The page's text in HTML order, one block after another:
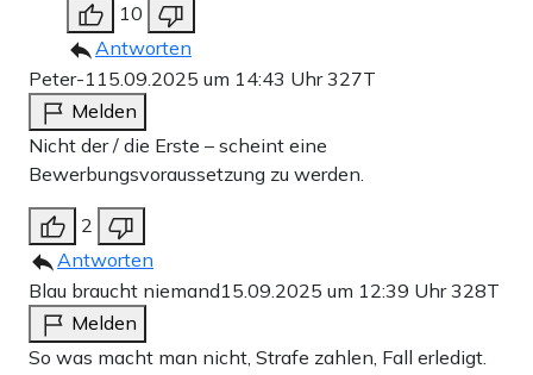
10
Antworten
Peter-1 15.09.2025 um 14:43 Uhr327T
Melden
Nicht der / die Erste – scheint eine
Bewerbungsvoraussetzung zu werden.
2
Antworten
Blau braucht niemand15.09.2025 um 12:39 Uhr328T
Melden
So was macht man nicht, Strafe zahlen, Fall erledigt.